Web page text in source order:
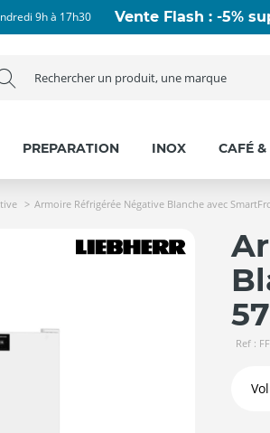
9h à 17h30 Vente Flash : -5%
PREPARATION INOX CAFÉ
Armoire Réfrigérée Négative Blanche avec
Ref :